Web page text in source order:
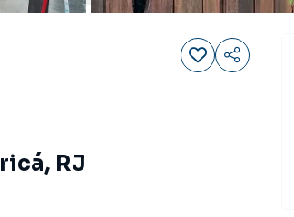
RJ